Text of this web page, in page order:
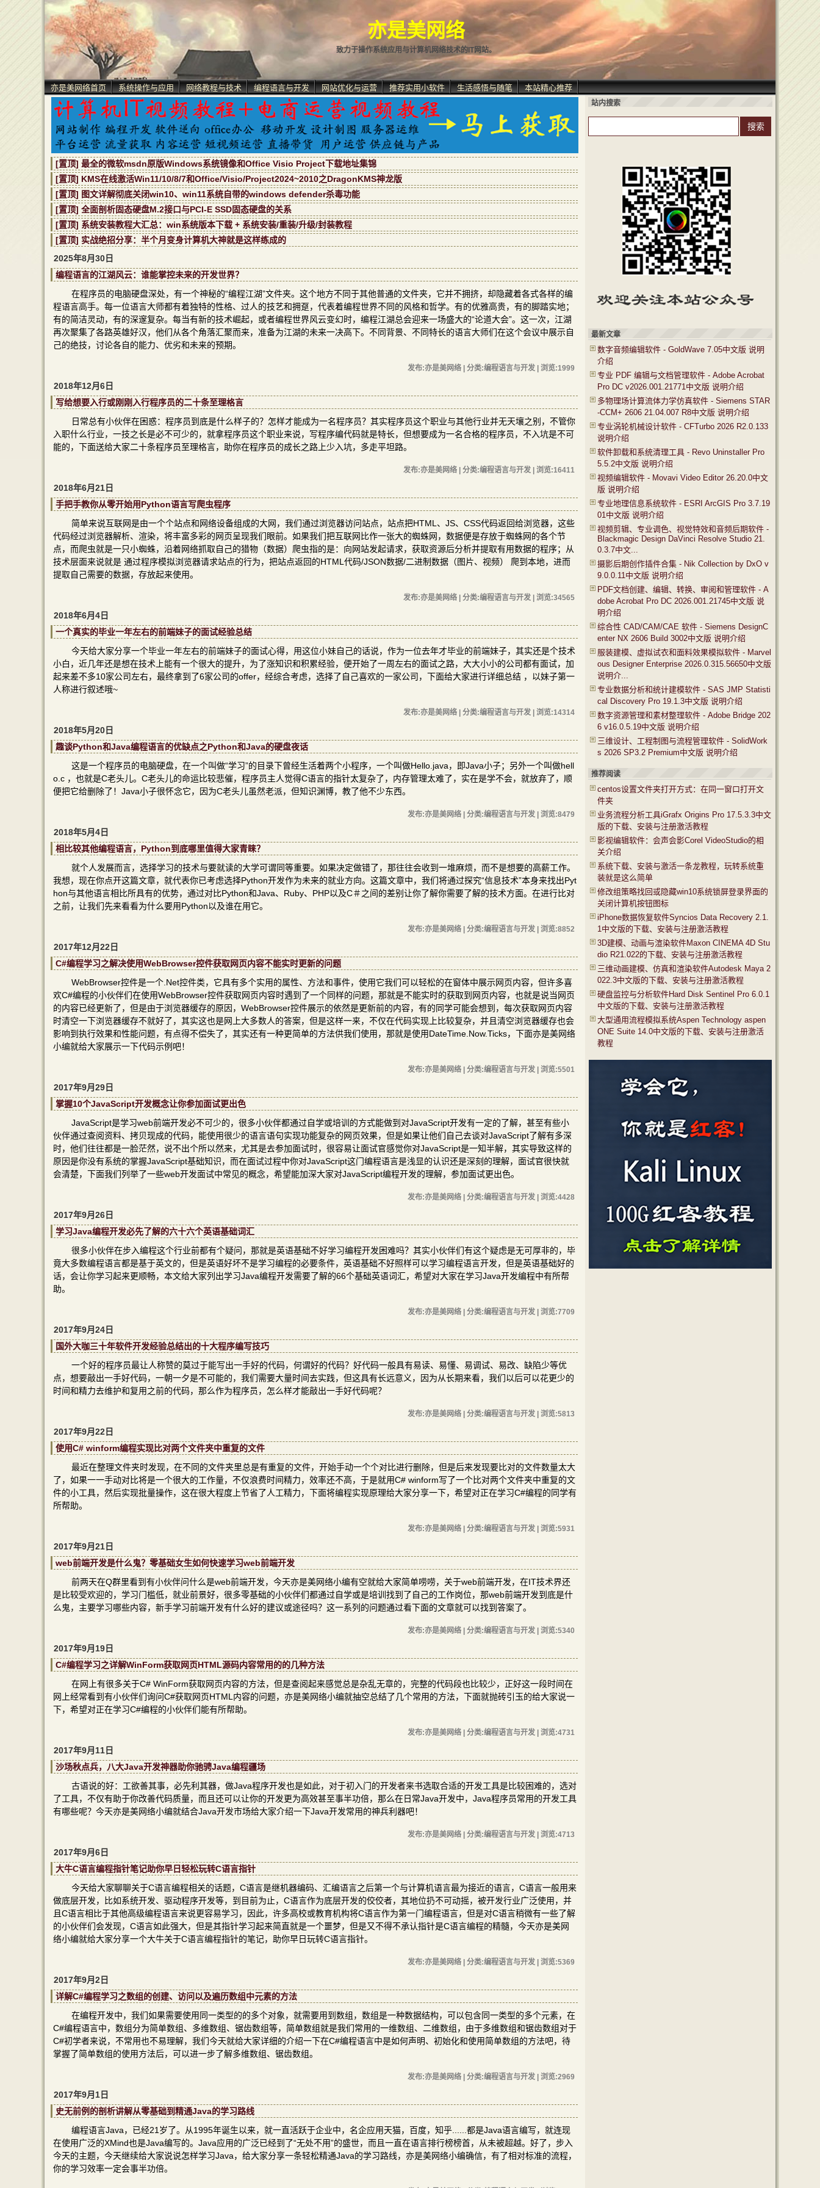
亦是美网络
致力于操作系统应用与计算机网络技术的IT网站。
亦是美网络首页 系统操作与应用 网络教程与技术 编程语言与开发 网站优化与运营 推荐实用小软件 生活感悟与随笔 本站精心推荐
[置顶] 最全的微软msdn原版Windows系统镜像和Office Visio Project下载地址集锦
[置顶] KMS在线激活Win11/10/8/7和Office/Visio/Project2024~2010之DragonKMS神龙版
[置顶] 图文详解彻底关闭win10、win11系统自带的windows defender杀毒功能
[置顶] 全面剖析固态硬盘M.2接口与PCI-E SSD固态硬盘的关系
[置顶] 系统安装教程大汇总：win系统版本下载 + 系统安装/重装/升级/封装教程
[置顶] 实战绝招分享：半个月变身计算机大神就是这样练成的
2025年8月30日
编程语言的江湖风云：谁能掌控未来的开发世界？
在程序员的电脑硬盘深处，有一个神秘的“编程江湖”文件夹。这个地方不同于其他普通的文件夹，它并不拥挤，却隐藏着各式各样的编
程语言高手。每一位语言大师都有着独特的性格、过人的技艺和拥趸，代表着编程世界不同的风格和哲学。有的优雅高贵，有的脚踏实地；
有的简洁灵动，有的深邃复杂。每当有新的技术崛起，或者编程世界风云变幻时，编程江湖总会迎来一场盛大的“论道大会”。这一次，江湖
再次聚集了各路英雄好汉，他们从各个角落汇聚而来，准备为江湖的未来一决高下。不同背景、不同特长的语言大师们在这个会议中展示自
己的绝技，讨论各自的能力、优劣和未来的预期。
发布:亦是美网络 | 分类:编程语言与开发 | 浏览:1999
2018年12月6日
写给想要入行或刚刚入行程序员的二十条至理格言
日常总有小伙伴在困惑：程序员到底是什么样子的？怎样才能成为一名程序员？其实程序员这个职业与其他行业并无天壤之别，不管你
入职什么行业，一技之长是必不可少的，就拿程序员这个职业来说，写程序编代码就是特长，但想要成为一名合格的程序员，不入坑是不可
能的，下面送给大家二十条程序员至理格言，助你在程序员的成长之路上少入坑，多走平坦路。
发布:亦是美网络 | 分类:编程语言与开发 | 浏览:16411
2018年6月21日
手把手教你从零开始用Python语言写爬虫程序
简单来说互联网是由一个个站点和网络设备组成的大网，我们通过浏览器访问站点，站点把HTML、JS、CSS代码返回给浏览器，这些
代码经过浏览器解析、渲染，将丰富多彩的网页呈现我们眼前。如果我们把互联网比作一张大的蜘蛛网，数据便是存放于蜘蛛网的各个节
点，而爬虫就是一只小蜘蛛，沿着网络抓取自己的猎物（数据）爬虫指的是：向网站发起请求，获取资源后分析并提取有用数据的程序；从
技术层面来说就是 通过程序模拟浏览器请求站点的行为，把站点返回的HTML代码/JSON数据/二进制数据（图片、视频） 爬到本地，进而
提取自己需要的数据，存放起来使用。
发布:亦是美网络 | 分类:编程语言与开发 | 浏览:34565
2018年6月4日
一个真实的毕业一年左右的前端妹子的面试经验总结
今天给大家分享一个毕业一年左右的前端妹子的面试心得，用这位小妹自己的话说，作为一位去年才毕业的前端妹子，其实还是个技术
小白，近几年还是想在技术上能有一个很大的提升，为了涨知识和积累经验，便开始了一周左右的面试之路，大大小小的公司都有面试，加
起来差不多10家公司左右，最终拿到了6家公司的offer，经综合考虑，选择了自己喜欢的一家公司，下面给大家进行详细总结 ，以妹子第一
人称进行叙述哦~
发布:亦是美网络 | 分类:编程语言与开发 | 浏览:14314
2018年5月20日
趣谈Python和Java编程语言的优缺点之Python和Java的硬盘夜话
这是一个程序员的电脑硬盘，在一个叫做“学习”的目录下曾经生活着两个小程序，一个叫做Hello.java，即Java小子；另外一个叫做hell
o.c ，也就是C老头儿。C老头儿的命运比较悲催，程序员主人觉得C语言的指针太复杂了，内存管理太难了，实在是学不会，就放弃了，顺
便把它给删除了！Java小子很怀念它，因为C老头儿虽然老派，但知识渊博，教了他不少东西。
发布:亦是美网络 | 分类:编程语言与开发 | 浏览:8479
2018年5月4日
相比较其他编程语言，Python到底哪里值得大家青睐？
就个人发展而言，选择学习的技术与要就读的大学可谓同等重要。如果决定做错了，那往往会收到一堆麻烦，而不是想要的高薪工作。
我想，现在你点开这篇文章，就代表你已考虑选择Python开发作为未来的就业方向。这篇文章中，我们将通过探究“信息技术”本身来找出Pyt
hon与其他语言相比所具有的优势，通过对比Python和Java、Ruby、PHP以及C＃之间的差别让你了解你需要了解的技术方面。在进行比对
之前，让我们先来看看为什么要用Python以及谁在用它。
发布:亦是美网络 | 分类:编程语言与开发 | 浏览:8852
2017年12月22日
C#编程学习之解决使用WebBrowser控件获取网页内容不能实时更新的问题
WebBrowser控件是一个.Net控件类，它具有多个实用的属性、方法和事件，使用它我们可以轻松的在窗体中展示网页内容，但许多喜
欢C#编程的小伙伴们在使用WebBrowser控件获取网页内容时遇到了一个同样的问题，那就是不能实时的获取到网页内容，也就是说当网页
的内容已经更新了，但是由于浏览器缓存的原因，WebBrowser控件展示的依然是更新前的内容，有的同学可能会想到，每次获取网页内容
时清空一下浏览器缓存不就好了，其实这也是网上大多数人的答案，但是这样一来，不仅在代码实现上比较复杂，并且清空浏览器缓存也会
影响到执行效果和性能问题，有点得不偿失了，其实还有一种更简单的方法供我们使用，那就是使用DateTime.Now.Ticks，下面亦是美网络
小编就给大家展示一下代码示例吧！
发布:亦是美网络 | 分类:编程语言与开发 | 浏览:5501
2017年9月29日
掌握10个JavaScript开发概念让你参加面试更出色
JavaScript是学习web前端开发必不可少的，很多小伙伴都通过自学或培训的方式能做到对JavaScript开发有一定的了解，甚至有些小
伙伴通过查阅资料、拷贝现成的代码，能使用很少的语言语句实现功能复杂的网页效果，但是如果让他们自己去谈对JavaScript了解有多深
时，他们往往都是一脸茫然，说不出个所以然来，尤其是去参加面试时，很容易让面试官感觉你对JavaScript是一知半解，其实导致这样的
原因是你没有系统的掌握JavaScript基础知识，而在面试过程中你对JavaScript这门编程语言是浅显的认识还是深刻的理解，面试官很快就
会清楚，下面我们列举了一些web开发面试中常见的概念，希望能加深大家对JavaScript编程开发的理解，参加面试更出色。
发布:亦是美网络 | 分类:编程语言与开发 | 浏览:4428
2017年9月26日
学习Java编程开发必先了解的六十六个英语基础词汇
很多小伙伴在步入编程这个行业前都有个疑问，那就是英语基础不好学习编程开发困难吗？其实小伙伴们有这个疑虑是无可厚非的，毕
竟大多数编程语言都是基于英文的，但是英语好坏不是学习编程的必要条件，英语基础不好照样可以学习编程语言开发，但是英语基础好的
话，会让你学习起来更顺畅，本文给大家列出学习Java编程开发需要了解的66个基础英语词汇，希望对大家在学习Java开发编程中有所帮
助。
发布:亦是美网络 | 分类:编程语言与开发 | 浏览:7709
2017年9月24日
国外大咖三十年软件开发经验总结出的十大程序编写技巧
一个好的程序员最让人称赞的莫过于能写出一手好的代码，何谓好的代码？好代码一般具有易读、易懂、易调试、易改、缺陷少等优
点，想要敲出一手好代码，一朝一夕是不可能的，我们需要大量时间去实践，但这具有长远意义，因为从长期来看，我们以后可以花更少的
时间和精力去维护和复用之前的代码，那么作为程序员，怎么样才能敲出一手好代码呢？
发布:亦是美网络 | 分类:编程语言与开发 | 浏览:5813
2017年9月22日
使用C# winform编程实现比对两个文件夹中重复的文件
最近在整理文件夹时发现，在不同的文件夹里总是有重复的文件，开始手动一个个对比进行删除，但是后来发现要比对的文件数量太大
了，如果一一手动对比将是一个很大的工作量，不仅浪费时间精力，效率还不高，于是就用C# winform写了一个比对两个文件夹中重复的文
件的小工具，然后实现批量操作，这在很大程度上节省了人工精力，下面将编程实现原理给大家分享一下，希望对正在学习C#编程的同学有
所帮助。
发布:亦是美网络 | 分类:编程语言与开发 | 浏览:5931
2017年9月21日
web前端开发是什么鬼？零基础女生如何快速学习web前端开发
前两天在Q群里看到有小伙伴问什么是web前端开发，今天亦是美网络小编有空就给大家简单唠唠，关于web前端开发，在IT技术界还
是比较受欢迎的，学习门槛低，就业前景好，很多零基础的小伙伴们都通过自学或是培训找到了自己的工作岗位，那web前端开发到底是什
么鬼，主要学习哪些内容，新手学习前端开发有什么好的建议或途径吗？这一系列的问题通过看下面的文章就可以找到答案了。
发布:亦是美网络 | 分类:编程语言与开发 | 浏览:5340
2017年9月19日
C#编程学习之详解WinForm获取网页HTML源码内容常用的的几种方法
在网上有很多关于C# WinForm获取网页内容的方法，但是查阅起来感觉总是杂乱无章的，完整的代码段也比较少，正好这一段时间在
网上经常看到有小伙伴们询问C#获取网页HTML内容的问题，亦是美网络小编就抽空总结了几个常用的方法，下面就抛砖引玉的给大家说一
下，希望对正在学习C#编程的小伙伴们能有所帮助。
发布:亦是美网络 | 分类:编程语言与开发 | 浏览:4731
2017年9月11日
沙场秋点兵，八大Java开发神器助你驰骋Java编程疆场
古语说的好：工欲善其事，必先利其器，做Java程序开发也是如此，对于初入门的开发者来书选取合适的开发工具是比较困难的，选对
了工具，不仅有助于你改善代码质量，而且还可以让你的开发更为高效甚至事半功倍，那么在日常Java开发中，Java程序员常用的开发工具
有哪些呢？今天亦是美网络小编就结合Java开发市场给大家介绍一下Java开发常用的神兵利器吧！
发布:亦是美网络 | 分类:编程语言与开发 | 浏览:4713
2017年9月6日
大牛C语言编程指针笔记助你早日轻松玩转C语言指针
今天给大家聊聊关于C语言编程相关的话题，C语言是继机器编码、汇编语言之后第一个与计算机语言最为接近的语言，C语言一般用来
做底层开发，比如系统开发、驱动程序开发等，到目前为止，C语言作为底层开发的佼佼者，其地位扔不可动摇，被开发行业广泛使用，并
且C语言相比于其他高级编程语言来说更容易学习，因此，许多高校或教育机构将C语言作为第一门编程语言，但是对C语言稍微有一些了解
的小伙伴们会发现，C语言如此强大，但是其指针学习起来简直就是一个噩梦，但是又不得不承认指针是C语言编程的精髓，今天亦是美网
络小编就给大家分享一个大牛关于C语言编程指针的笔记，助你早日玩转C语言指针。
发布:亦是美网络 | 分类:编程语言与开发 | 浏览:5369
2017年9月2日
详解C#编程学习之数组的创建、访问以及遍历数组中元素的方法
在编程开发中，我们如果需要使用同一类型的的多个对象，就需要用到数组，数组是一种数据结构，可以包含同一类型的多个元素，在
C#编程语言中，数组分为简单数组、多维数组、锯齿数组等，简单数组就是我们常用的一维数组、二维数组，由于多维数组和锯齿数组对于
C#初学者来说，不常用也不易理解，我们今天就给大家详细的介绍一下在C#编程语言中是如何声明、初始化和使用简单数组的方法吧，待
掌握了简单数组的使用方法后，可以进一步了解多维数组、锯齿数组。
发布:亦是美网络 | 分类:编程语言与开发 | 浏览:2969
2017年9月1日
史无前例的剖析讲解从零基础到精通Java的学习路线
编程语言Java，已经21岁了。从1995年诞生以来，就一直活跃于企业中，名企应用天猫，百度，知乎......都是Java语言编写，就连现
在使用广泛的XMind也是Java编写的。Java应用的广泛已经到了“无处不用”的盛世，而且一直在语言排行榜榜首，从未被超越。好了，步入
今天的主题，今天继续给大家说说怎样学习Java，给大家分享一条轻松精通Java的学习路线，亦是美网络小编确信，有了相对标准的流程，
你的学习效率一定会事半功倍。
站内搜索
最新文章
数字音频编辑软件 - GoldWave 7.05中文版 说明
介绍
专业 PDF 编辑与文档管理软件 - Adobe Acrobat
Pro DC v2026.001.21771中文版 说明介绍
多物理场计算流体力学仿真软件 - Siemens STAR
-CCM+ 2606 21.04.007 R8中文版 说明介绍
专业涡轮机械设计软件 - CFTurbo 2026 R2.0.133
说明介绍
软件卸载和系统清理工具 - Revo Uninstaller Pro
5.5.2中文版 说明介绍
视频编辑软件 - Movavi Video Editor 26.20.0中文
版 说明介绍
专业地理信息系统软件 - ESRI ArcGIS Pro 3.7.19
01中文版 说明介绍
视频剪辑、专业调色、视觉特效和音频后期软件 -
Blackmagic Design DaVinci Resolve Studio 21.
0.3.7中文...
摄影后期创作插件合集 - Nik Collection by DxO v
9.0.0.11中文版 说明介绍
PDF文档创建、编辑、转换、审阅和管理软件 - A
dobe Acrobat Pro DC 2026.001.21745中文版 说
明介绍
综合性 CAD/CAM/CAE 软件 - Siemens DesignC
enter NX 2606 Build 3002中文版 说明介绍
服装建模、虚拟试衣和面料效果模拟软件 - Marvel
ous Designer Enterprise 2026.0.315.56650中文版
说明介...
专业数据分析和统计建模软件 - SAS JMP Statisti
cal Discovery Pro 19.1.3中文版 说明介绍
数字资源管理和素材整理软件 - Adobe Bridge 202
6 v16.0.5.19中文版 说明介绍
三维设计、工程制图与流程管理软件 - SolidWork
s 2026 SP3.2 Premium中文版 说明介绍
推荐阅读
centos设置文件夹打开方式：在同一窗口打开文
件夹
业务流程分析工具iGrafx Origins Pro 17.5.3.3中文
版的下载、安装与注册激活教程
影视编辑软件：会声会影Corel VideoStudio的相
关介绍
系统下载、安装与激活一条龙教程，玩转系统重
装就是这么简单
修改组策略找回或隐藏win10系统锁屏登录界面的
关闭计算机按钮图标
iPhone数据恢复软件Syncios Data Recovery 2.1.
1中文版的下载、安装与注册激活教程
3D建模、动画与渲染软件Maxon CINEMA 4D Stu
dio R21.022的下载、安装与注册激活教程
三维动画建模、仿真和渲染软件Autodesk Maya 2
022.3中文版的下载、安装与注册激活教程
硬盘监控与分析软件Hard Disk Sentinel Pro 6.0.1
中文版的下载、安装与注册激活教程
大型通用流程模拟系统Aspen Technology aspen
ONE Suite 14.0中文版的下载、安装与注册激活
教程